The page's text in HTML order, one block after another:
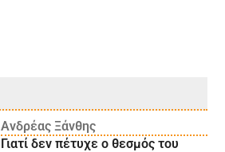
Ανδρέας Ξάνθης
Γιατί δεν πέτυχε ο θεσμός του